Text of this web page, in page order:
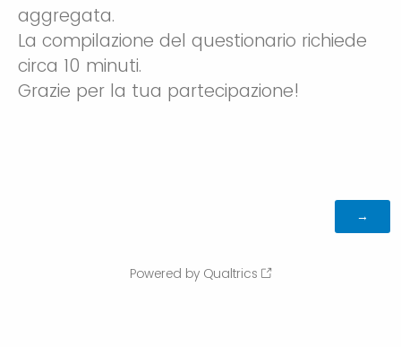
aggregata.
La compilazione del questionario richiede
circa 10 minuti.
Grazie per la tua partecipazione!
Powered by Qualtrics